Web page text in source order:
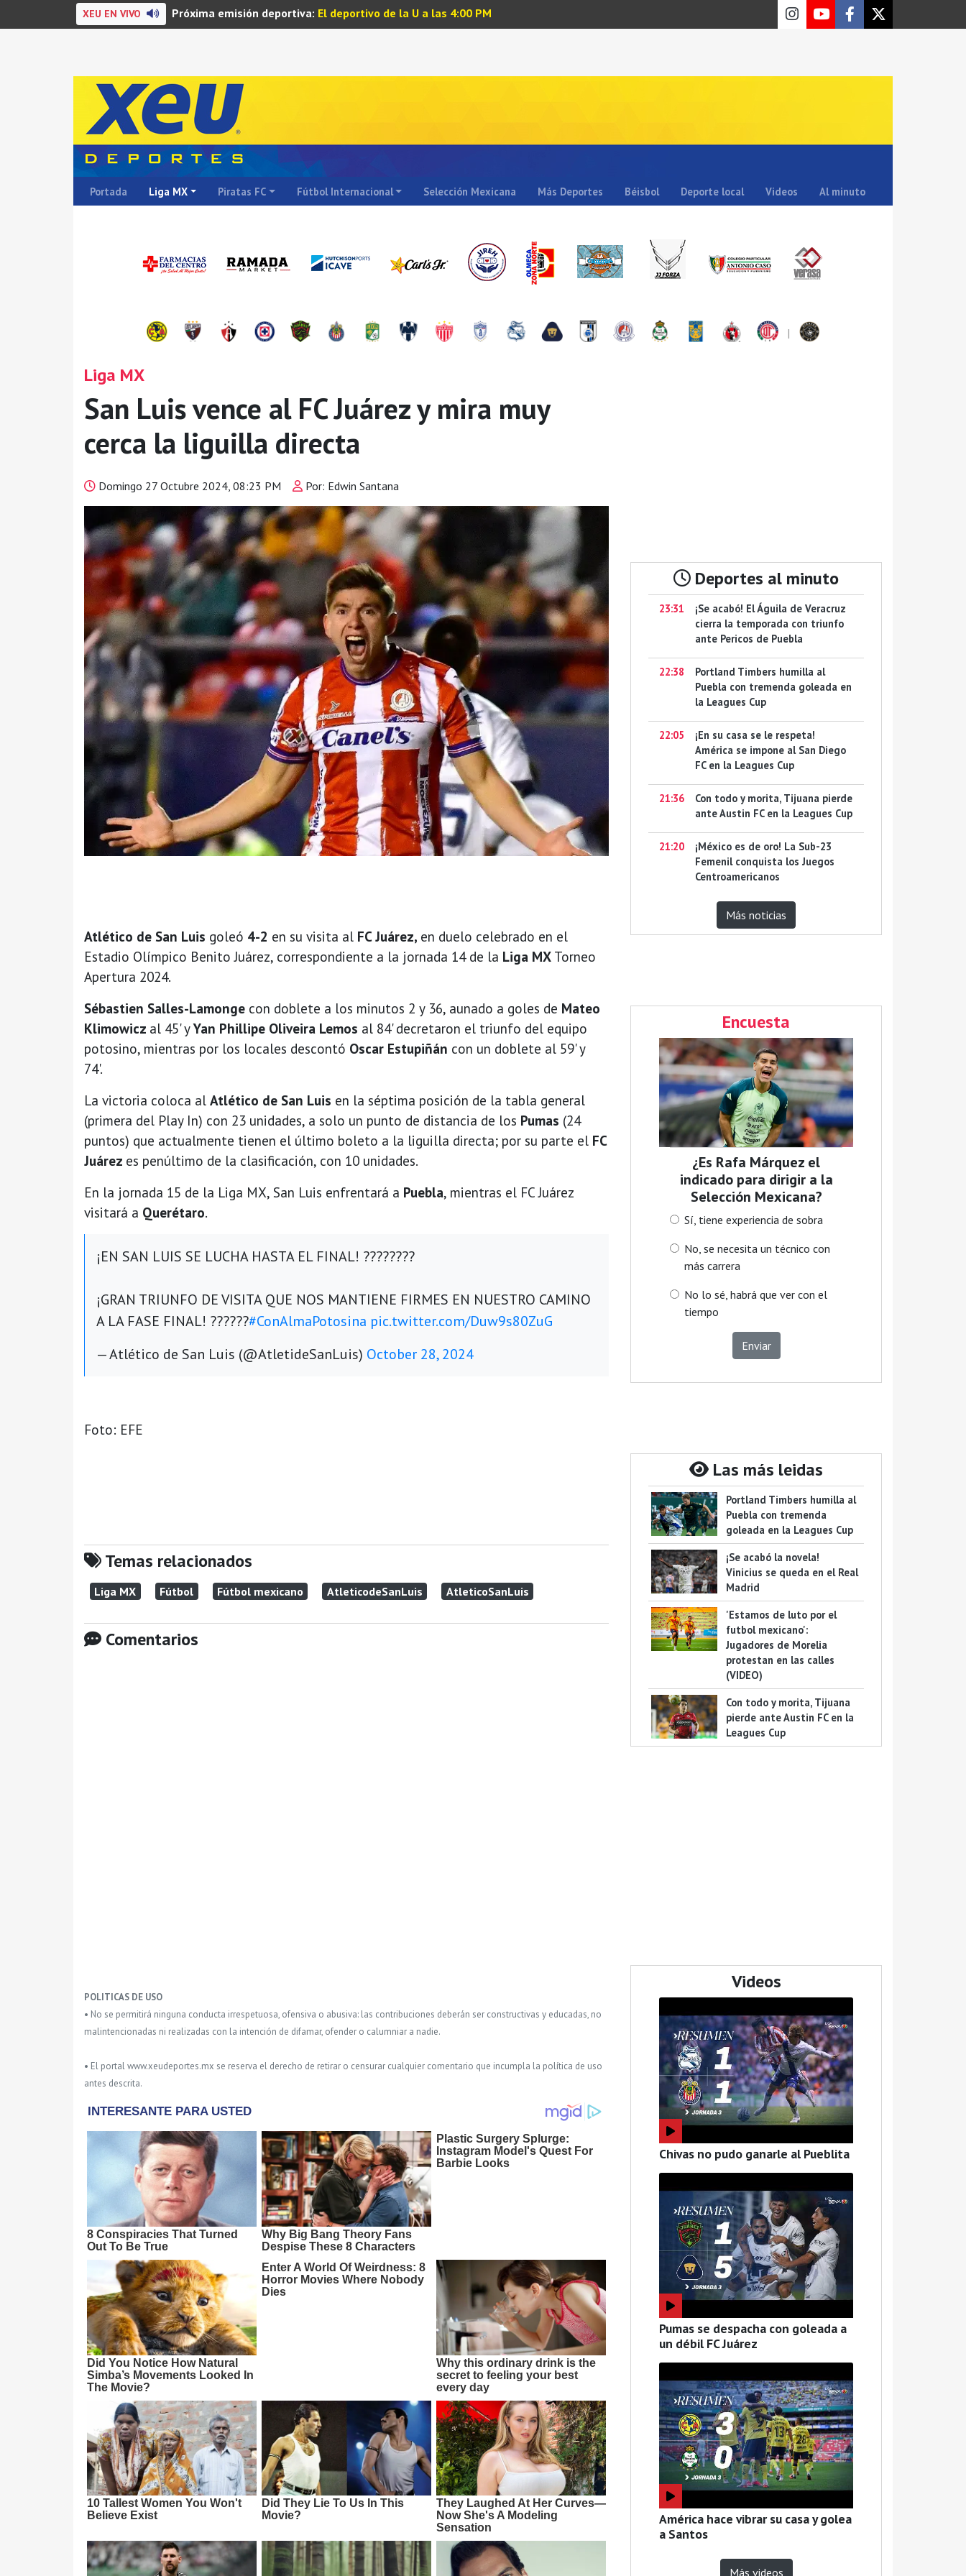
XEU EN VIVO Próxima emisión deportiva: El deportivo de la U a las 4:00 PM
Portada Liga MX Piratas FC Fútbol Internacional Selección Mexicana Más Deportes Béisbol Deporte local Videos Al minuto
|
Liga MX
San Luis vence al FC Juárez y mira muy
cerca la liguilla directa
Domingo 27 Octubre 2024, 08:23 PM Por: Edwin Santana
Atlético de San Luis goleó 4-2 en su visita al FC Juárez, en duelo celebrado en el
Estadio Olímpico Benito Juárez, correspondiente a la jornada 14 de la Liga MX Torneo
Apertura 2024.
Sébastien Salles-Lamonge con doblete a los minutos 2 y 36, aunado a goles de Mateo
Klimowicz al 45' yYan Phillipe Oliveira Lemos al 84' decretaron el triunfo del equipo
potosino, mientras por los locales descontó Oscar Estupiñán con un doblete al 59' y
74'.
La victoria coloca al Atlético de San Luis en la séptima posición de la tabla general
(primera del Play In) con 23 unidades, a solo un punto de distancia de los Pumas (24
puntos) que actualmente tienen el último boleto a la liguilla directa; por su parte el FC
Juárez es penúltimo de la clasificación, con 10 unidades.
En la jornada 15 de la Liga MX, San Luis enfrentará a Puebla, mientras el FC Juárez
visitará a Querétaro.
¡EN SAN LUIS SE LUCHA HASTA EL FINAL! ????????
¡GRAN TRIUNFO DE VISITA QUE NOS MANTIENE FIRMES EN NUESTRO CAMINO
A LA FASE FINAL! ??????#ConAlmaPotosina pic.twitter.com/Duw9s80ZuG
— Atlético de San Luis (@AtletideSanLuis) October 28, 2024
Foto: EFE
Temas relacionados
Liga MX Fútbol Fútbol mexicano AtleticodeSanLuis AtleticoSanLuis
Comentarios
POLITICAS DE USO
• No se permitirá ninguna conducta irrespetuosa, ofensiva o abusiva: las contribuciones deberán ser constructivas y educadas, no
malintencionadas ni realizadas con la intención de difamar, ofender o calumniar a nadie.
• El portal www.xeudeportes.mx se reserva el derecho de retirar o censurar cualquier comentario que incumpla la política de uso
antes descrita.
Deportes al minuto
23:31
¡Se acabó! El Águila de Veracruz
cierra la temporada con triunfo
ante Pericos de Puebla
22:38
Portland Timbers humilla al
Puebla con tremenda goleada en
la Leagues Cup
22:05
¡En su casa se le respeta!
América se impone al San Diego
FC en la Leagues Cup
21:36
Con todo y morita, Tijuana pierde
ante Austin FC en la Leagues Cup
21:20
¡México es de oro! La Sub-23
Femenil conquista los Juegos
Centroamericanos
Más noticias
Encuesta
¿Es Rafa Márquez el
indicado para dirigir a la
Selección Mexicana?
Sí, tiene experiencia de sobra
No, se necesita un técnico con
más carrera
No lo sé, habrá que ver con el
tiempo
Enviar
Las más leidas
Portland Timbers humilla al
Puebla con tremenda
goleada en la Leagues Cup
¡Se acabó la novela!
Vinicius se queda en el Real
Madrid
'Estamos de luto por el
futbol mexicano':
Jugadores de Morelia
protestan en las calles
(VIDEO)
Con todo y morita, Tijuana
pierde ante Austin FC en la
Leagues Cup
Videos
Chivas no pudo ganarle al Pueblita
Pumas se despacha con goleada a
un débil FC Juárez
América hace vibrar su casa y golea
a Santos
Más videos